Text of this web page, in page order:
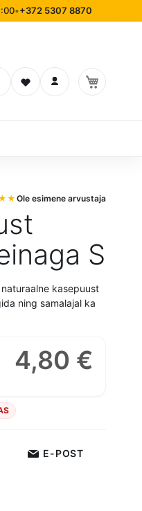
•+372 5307 8870
Soovinimekiri
Logi sisse
S
Ole esimene arvustaja
kasepuust
ning samalajal ka
4,80 €
E-POST